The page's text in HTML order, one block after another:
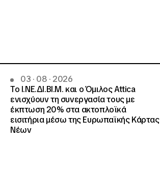
03 · 08 · 2026
Το Ι.ΝΕ.ΔΙ.ΒΙ.Μ. και o Όμιλος Attica
ενισχύουν τη συνεργασία τους με
έκπτωση 20% στα ακτοπλοϊκά
εισιτήρια μέσω της Ευρωπαϊκής Κάρτας
Νέων